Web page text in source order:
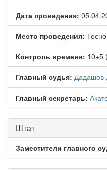
Дата проведения:
Место проведения:
Контроль времени: 10+5
Главный судья: Дадашов
Главный секретарь:
Штат
Заместители главного